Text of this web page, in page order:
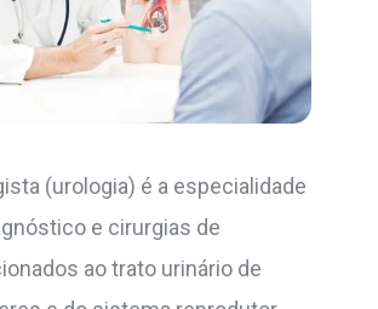
(urologia) é a especialidade
e cirurgias de
ao trato urinário de